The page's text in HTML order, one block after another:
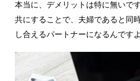
本当に、デメリットは特に無いで
共にすることで、夫婦であると同
し合えるパートナーになるんですよ